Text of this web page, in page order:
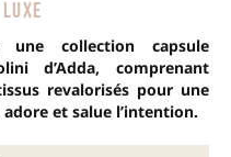
une collection capsule
d’Adda, comprenant
revalorisés pour une
adore et salue l’intention.